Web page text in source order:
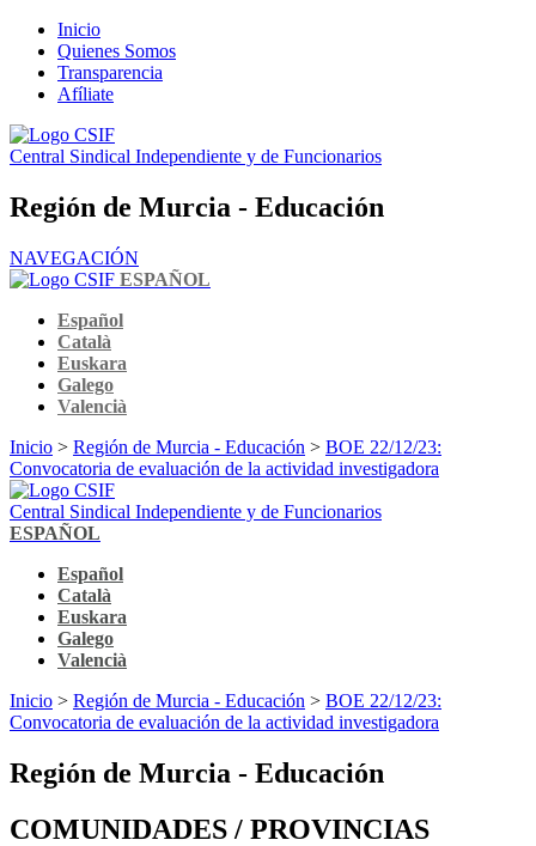
Inicio
Quienes Somos
Transparencia
Afíliate
Central Sindical Independiente y de Funcionarios
Región de Murcia - Educación
NAVEGACIÓN
ESPAÑOL
Español
Català
Euskara
Galego
Valencià
Inicio > Región de Murcia - Educación > BOE 22/12/23:
Convocatoria de evaluación de la actividad investigadora
Central Sindical Independiente y de Funcionarios
ESPAÑOL
Español
Català
Euskara
Galego
Valencià
Inicio > Región de Murcia - Educación > BOE 22/12/23:
Convocatoria de evaluación de la actividad investigadora
Región de Murcia - Educación
COMUNIDADES / PROVINCIAS